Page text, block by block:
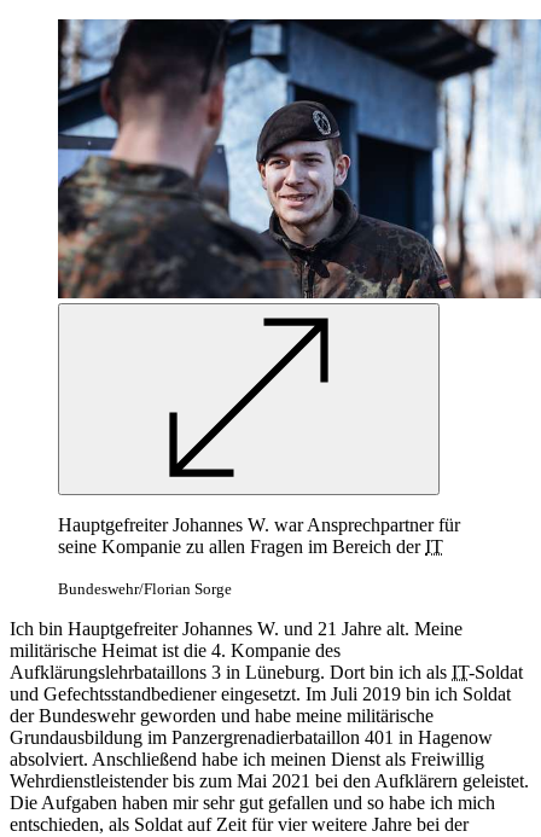
Hauptgefreiter Johannes W. war Ansprechpartner für
seine Kompanie zu allen Fragen im Bereich derIT
Bundeswehr/Florian Sorge
Ich bin Hauptgefreiter Johannes W. und 21 Jahre alt. Meine
militärische Heimat ist die 4. Kompanie des
Aufklärungslehrbataillons 3 in Lüneburg. Dort bin ich als IT-Soldat
und Gefechtsstandbediener eingesetzt. Im Juli 2019 bin ich Soldat
der Bundeswehr geworden und habe meine militärische
Grundausbildung im Panzergrenadierbataillon 401 in Hagenow
absolviert. Anschließend habe ich meinen Dienst als Freiwillig
Wehrdienstleistender bis zum Mai 2021 bei den Aufklärern geleistet.
Die Aufgaben haben mir sehr gut gefallen und so habe ich mich
entschieden, als Soldat auf Zeit für vier weitere Jahre bei der